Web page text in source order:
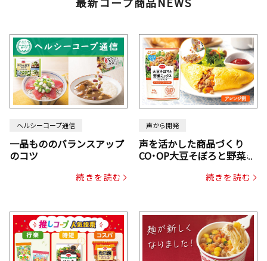
ヘルシーコープ通信
一品もののバランスアップ
のコツ
続きを読む
声から開発
声を活かした商品づくり
CO･OP大豆そぼろと野菜ミ
じん・コーン入り）続きを読む